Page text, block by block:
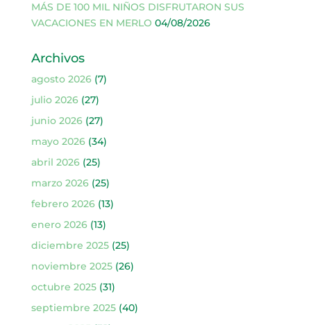
MÁS DE 100 MIL NIÑOS DISFRUTARON SUS
VACACIONES EN MERLO 04/08/2026
Archivos
agosto 2026(7)
julio 2026(27)
junio 2026(27)
mayo 2026(34)
abril 2026(25)
marzo 2026(25)
febrero 2026(13)
enero 2026(13)
diciembre 2025(25)
noviembre 2025(26)
octubre 2025(31)
septiembre 2025(40)